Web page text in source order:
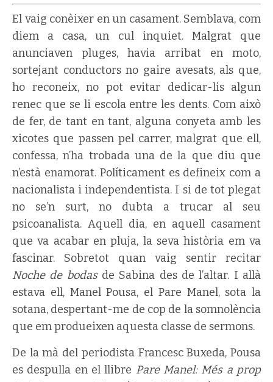
El vaig conèixer en un casament. Semblava, com
diem a casa, un cul inquiet. Malgrat que
anunciaven pluges, havia arribat en moto,
sortejant conductors no gaire avesats, als que,
ho reconeix, no pot evitar dedicar-lis algun
renec que se li escola entre les dents. Com això
de fer, de tant en tant, alguna conyeta amb les
xicotes que passen pel carrer, malgrat que ell,
confessa, n’ha trobada una de la que diu que
n’està enamorat. Políticament es defineix com a
nacionalista i independentista. I si de tot plegat
no se’n surt, no dubta a trucar al seu
psicoanalista. Aquell dia, en aquell casament
que va acabar en pluja, la seva història em va
fascinar. Sobretot quan vaig sentir recitar
Noche de bodasde Sabina des de l’altar. I allà
estava ell, Manel Pousa, el Pare Manel, sota la
sotana, despertant-me de cop de la somnolència
que em produeixen aquesta classe de sermons.
De la mà del periodista Francesc Buxeda, Pousa
es despulla en el llibre Pare Manel:Més a prop